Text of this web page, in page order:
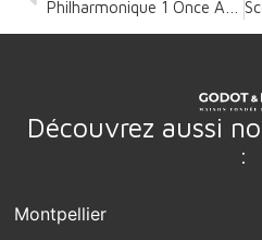
Découvrez aussi
:
Montpellier